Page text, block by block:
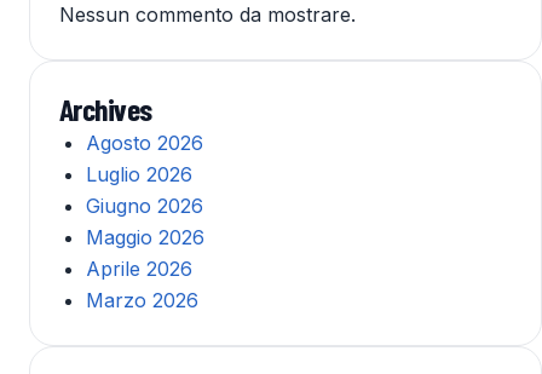
Nessun commento da mostrare.
Archives
Agosto 2026
Luglio 2026
Giugno 2026
Maggio 2026
Aprile 2026
Marzo 2026